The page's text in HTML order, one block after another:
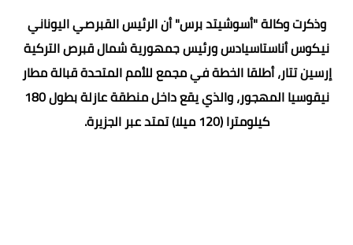
وذكرت وكالة "أسوشيتد برس" أن الرئيس القبرصي اليوناني
نيكوس أناستاسيادس ورئيس جمهورية شمال قبرص التركية
إرسين تتار، أطلقا الخطة في مجمع للأمم المتحدة قبالة مطار
نيقوسيا المهجور، والذي يقع داخل منطقة عازلة بطول 180
كيلومترا (120 ميلا) تمتد عبر الجزيرة.